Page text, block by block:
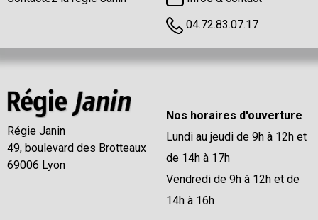
04.72.83.07.17
Régie Janin
49, boulevard des Brotteaux
69006 Lyon
Nos horaires d'ouverture
Lundi au jeudi de 9h à 12h et
de 14h à 17h
Vendredi de 9h à 12h et de
14h à 16h